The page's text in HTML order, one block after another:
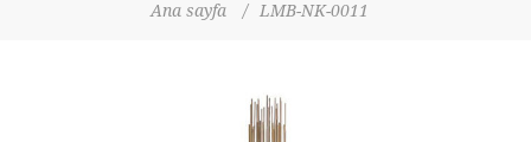
Ana sayfa / LMB-NK-0011